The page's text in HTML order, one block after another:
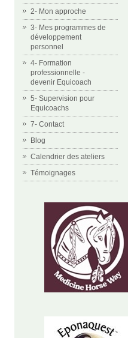
2- Mon approche
3- Mes programmes de
développement
personnel
4- Formation
professionnelle -
devenir Equicoach
5- Supervision pour
Equicoachs
7- Contact
Blog
Calendrier des ateliers
Témoignages